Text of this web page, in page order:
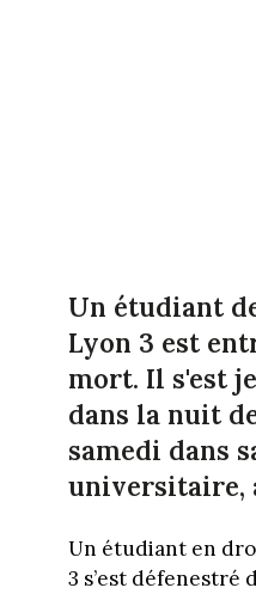
Un étudiant
Lyon 3 est
mort. Il s'est
dans la nuit
samedi dans
universitaire,
Un étudiant en
3 s’est défenestré